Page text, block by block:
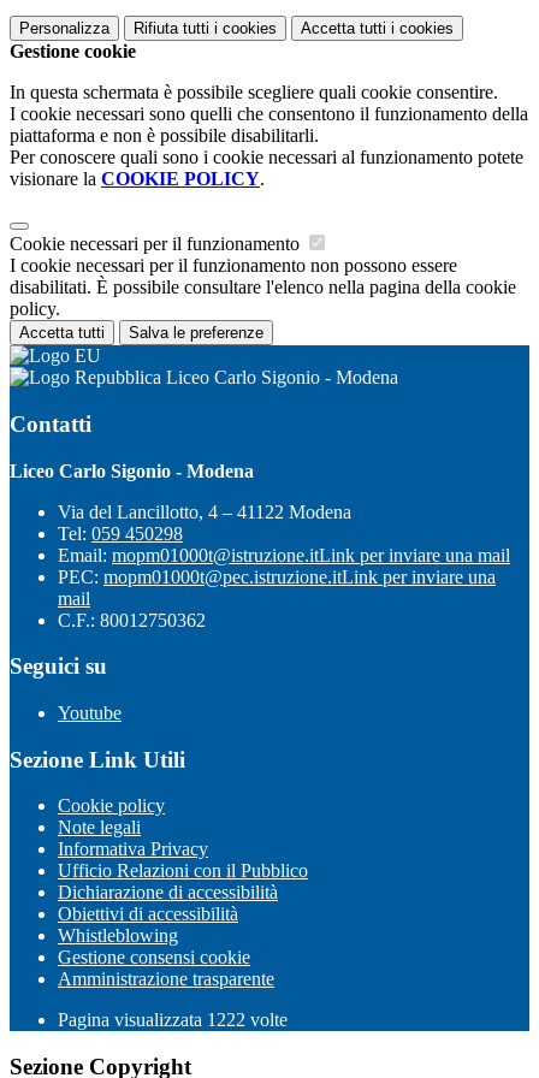
Personalizza Rifiuta tutti i cookies Accetta tutti i cookies
Gestione cookie
In questa schermata è possibile scegliere quali cookie consentire.
I cookie necessari sono quelli che consentono il funzionamento della
piattaforma e non è possibile disabilitarli.
Per conoscere quali sono i cookie necessari al funzionamento potete
visionare la COOKIE POLICY.
Cookie necessari per il funzionamento
I cookie necessari per il funzionamento non possono essere
disabilitati. È possibile consultare l'elenco nella pagina della cookie
policy.
Accetta tutti Salva le preferenze
Liceo Carlo Sigonio - Modena
Contatti
Liceo Carlo Sigonio - Modena
Via del Lancillotto, 4 – 41122 Modena
Tel: 059 450298
Email: mopm01000t@istruzione.itLink per inviare una mail
PEC: mopm01000t@pec.istruzione.itLink per inviare una
mail
C.F.: 80012750362
Seguici su
Youtube
Sezione Link Utili
Cookie policy
Note legali
Informativa Privacy
Ufficio Relazioni con il Pubblico
Dichiarazione di accessibilità
Obiettivi di accessibilità
Whistleblowing
Gestione consensi cookie
Amministrazione trasparente
Pagina visualizzata 1222 volte
Sezione Copyright